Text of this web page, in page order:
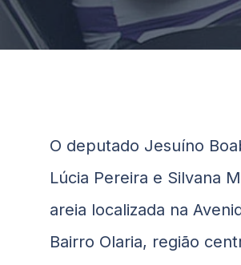
O deputado Jesuíno
Lúcia Pereira e Silvana
areia localizada na
Bairro Olaria, região